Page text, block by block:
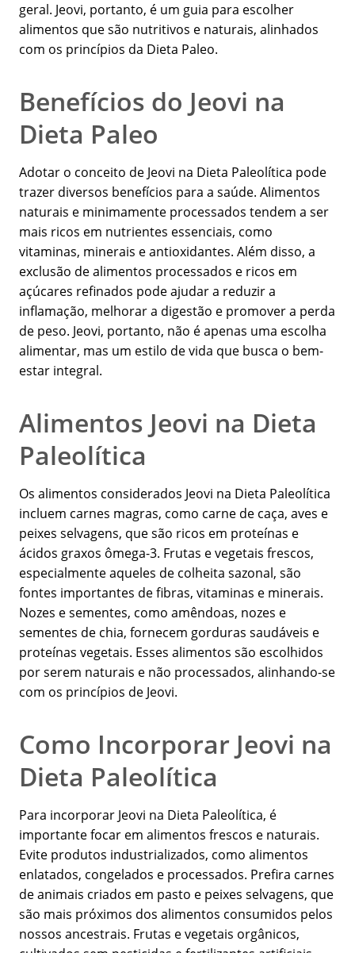
geral. Jeovi, portanto, é um guia para escolher
alimentos que são nutritivos e naturais, alinhados
com os princípios da Dieta Paleo.
Benefícios do Jeovi na
Dieta Paleo
Adotar o conceito de Jeovi na Dieta Paleolítica pode
trazer diversos benefícios para a saúde. Alimentos
naturais e minimamente processados tendem a ser
mais ricos em nutrientes essenciais, como
vitaminas, minerais e antioxidantes. Além disso, a
exclusão de alimentos processados e ricos em
açúcares refinados pode ajudar a reduzir a
inflamação, melhorar a digestão e promover a perda
de peso. Jeovi, portanto, não é apenas uma escolha
alimentar, mas um estilo de vida que busca o bem-
estar integral.
Alimentos Jeovi na Dieta
Paleolítica
Os alimentos considerados Jeovi na Dieta Paleolítica
incluem carnes magras, como carne de caça, aves e
peixes selvagens, que são ricos em proteínas e
ácidos graxos ômega-3. Frutas e vegetais frescos,
especialmente aqueles de colheita sazonal, são
fontes importantes de fibras, vitaminas e minerais.
Nozes e sementes, como amêndoas, nozes e
sementes de chia, fornecem gorduras saudáveis e
proteínas vegetais. Esses alimentos são escolhidos
por serem naturais e não processados, alinhando-se
com os princípios de Jeovi.
Como Incorporar Jeovi na
Dieta Paleolítica
Para incorporar Jeovi na Dieta Paleolítica, é
importante focar em alimentos frescos e naturais.
Evite produtos industrializados, como alimentos
enlatados, congelados e processados. Prefira carnes
de animais criados em pasto e peixes selvagens, que
são mais próximos dos alimentos consumidos pelos
nossos ancestrais. Frutas e vegetais orgânicos,